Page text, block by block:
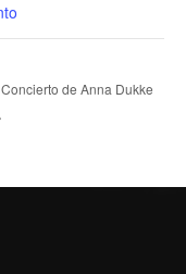
Concierto de Anna Dukke